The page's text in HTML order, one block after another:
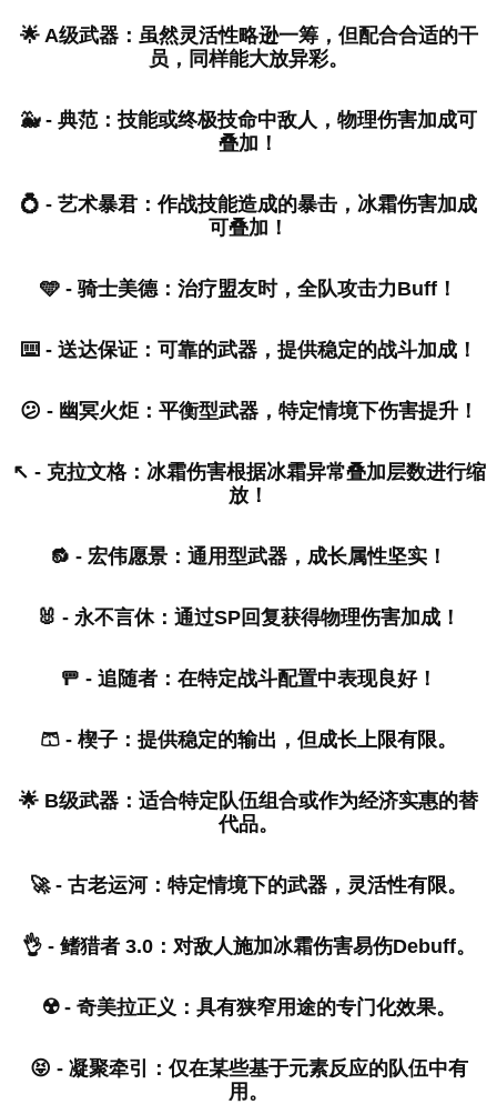
🌟 A级武器：虽然灵活性略逊一筹，但配合合适的干
员，同样能大放异彩。
🐳 - 典范：技能或终极技命中敌人，物理伤害加成可
叠加！
💍 - 艺术暴君：作战技能造成的暴击，冰霜伤害加成
可叠加！
🩵 - 骑士美德：治疗盟友时，全队攻击力Buff！
⌨️ - 送达保证：可靠的武器，提供稳定的战斗加成！
😕 - 幽冥火炬：平衡型武器，特定情境下伤害提升！
↖️ - 克拉文格：冰霜伤害根据冰霜异常叠加层数进行缩
放！
🔂 - 宏伟愿景：通用型武器，成长属性坚实！
🐰 - 永不言休：通过SP回复获得物理伤害加成！
🚥 - 追随者：在特定战斗配置中表现良好！
🩳 - 楔子：提供稳定的输出，但成长上限有限。
🌟 B级武器：适合特定队伍组合或作为经济实惠的替
代品。
🚀 - 古老运河：特定情境下的武器，灵活性有限。
👌 - 鳍猎者 3.0：对敌人施加冰霜伤害易伤Debuff。
☢️ - 奇美拉正义：具有狭窄用途的专门化效果。
😝 - 凝聚牵引：仅在某些基于元素反应的队伍中有
用。